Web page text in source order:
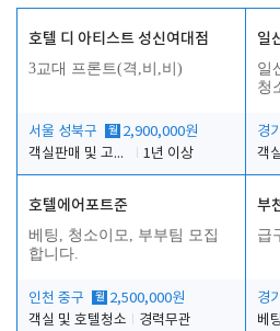
호텔 디 아티스트 성신여대점
3교대 프론트(격,비,비)
서울 성북구 월 2,900,000원
객실판매 및 고객응대
1년 이상
일
일
청
경
객
호텔에어포트준
베팅, 청소이모, 부부팀 모집
합니다.
인천 중구 월 2,500,000원
객실 및 호텔청소
경력무관
부
급
경
베팅